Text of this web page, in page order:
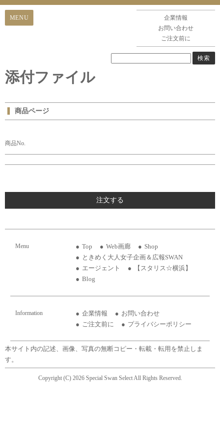
企業情報
お問い合わせ
ご注文前に
添付ファイル
商品ページ
商品No.
注文する
Menu Top Web画廊
Shop
ときめく大人女子企画＆広報SWAN
エージェント
【スタリス☆横浜】
Blog
Information 企業情報
お問い合わせ
ご注文前に
プライバシーポリシー
本サイト内の記述、画像、写真の無断コピー・転載・転用を禁止しま
す。
Copyright (C) 2026 Special Swan Select All Rights Reserved.